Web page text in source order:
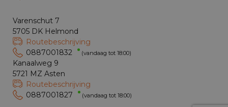
Varenschut 7
5705 DK Helmond
Routebeschrijving
0887001832
(vandaag tot 18:00)
Kanaalweg 9
5721 MZ Asten
Routebeschrijving
0887001827
(vandaag tot 18:00)